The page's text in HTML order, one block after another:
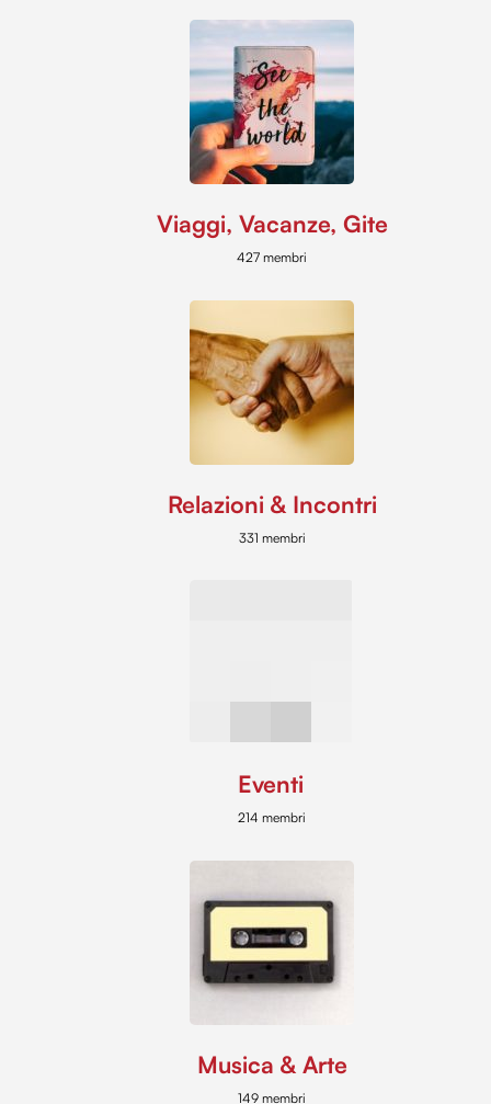
Viaggi, Vacanze, Gite
427 membri
Relazioni & Incontri
331 membri
Eventi
214 membri
Musica & Arte
149 membri